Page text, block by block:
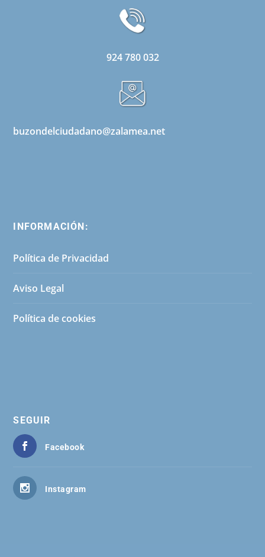
924 780 032
buzondelciudadano@zalamea.net
INFORMACIÓN:
Política de Privacidad
Aviso Legal
Política de cookies
SEGUIR
Facebook
Instagram